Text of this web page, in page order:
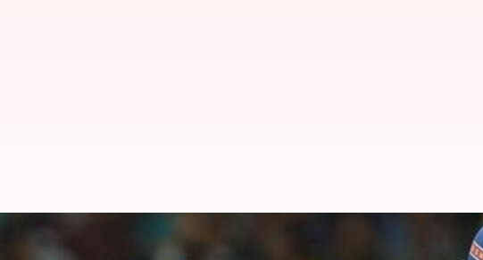
IPL 2020: टूर्नामेंट के आयोजन को लेकर